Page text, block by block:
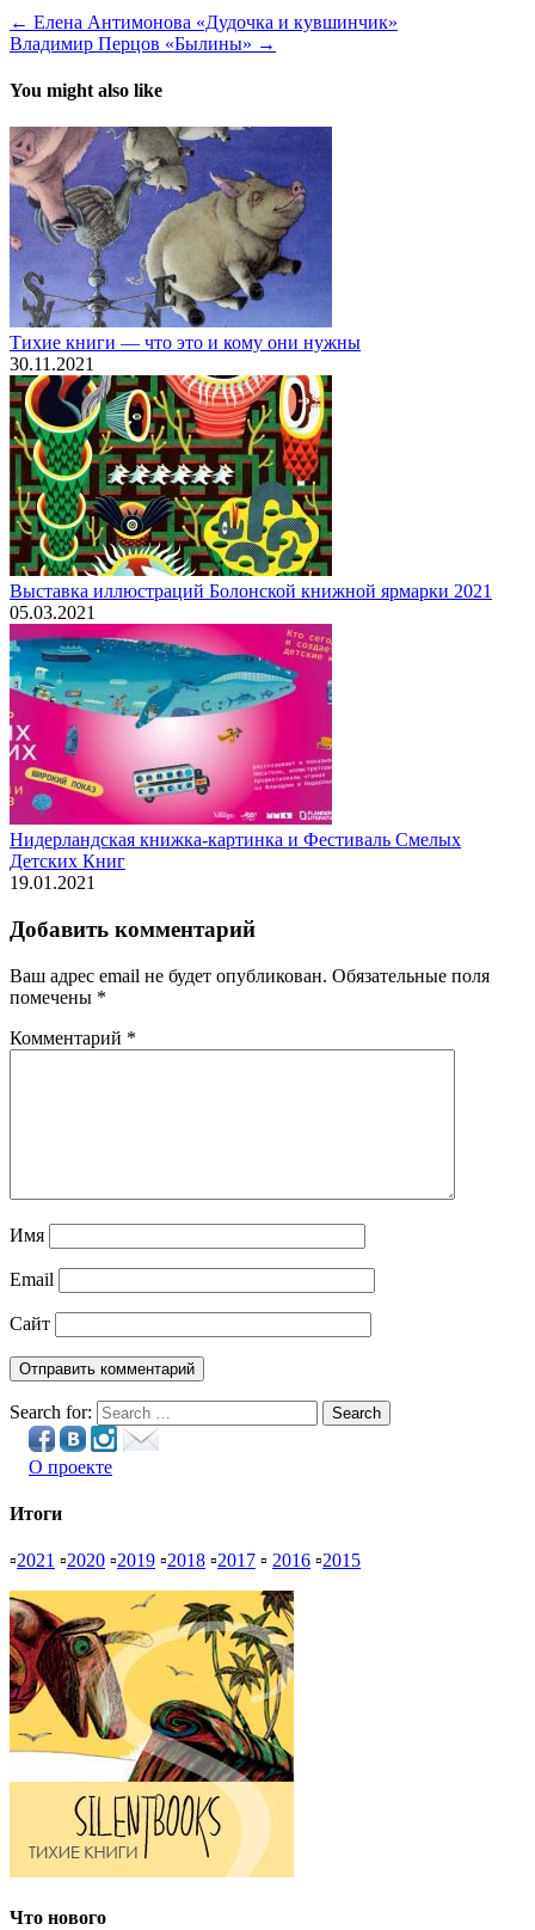
← Елена Антимонова «Дудочка и кувшинчик»
Владимир Перцов «Былины» →
You might also like
Тихие книги — что это и кому они нужны
30.11.2021
Выставка иллюстраций Болонской книжной ярмарки 2021
05.03.2021
Нидерландская книжка-картинка и Фестиваль Смелых
Детских Книг
19.01.2021
Добавить комментарий
Ваш адрес email не будет опубликован. Обязательные поля
помечены *
Комментарий *
Имя
Email
Сайт
Search for: Search
О проекте
Итоги
▫2021 ▫2020 ▫2019 ▫2018 ▫2017 ▫ 2016 ▫2015
Что нового